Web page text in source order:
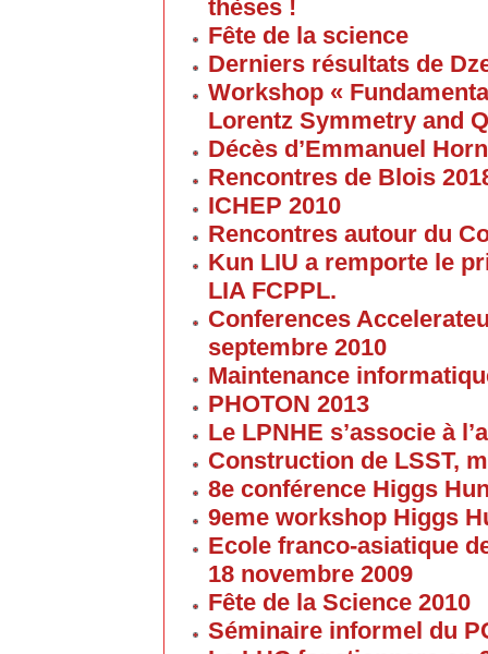
thèses !
Fête de la science
Derniers résultats de
Workshop «
Lorentz Symmetry and
Décès d’Emmanuel
Rencontres de Blois
ICHEP 2010
Rencontres autour du
Kun LIU a remporte le
LIA FCPPL.
Conferences
septembre 2010
Maintenance
PHOTON 2013
Le LPNHE s’associe à
Construction de LSST,
8e conférence Higgs
9eme workshop Higgs
Ecole franco-asiatique
18 novembre 2009
Fête de la Science 2010
Séminaire informel du